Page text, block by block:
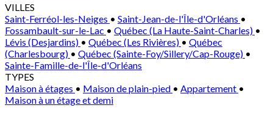
VILLES
Saint-Ferréol-les-Neiges • Saint-Jean-de-l'Île-d'Orléans •
Fossambault-sur-le-Lac • Québec (La Haute-Saint-Charles) •
Lévis (Desjardins) • Québec (Les Rivières) • Québec
(Charlesbourg) • Québec (Sainte-Foy/Sillery/Cap-Rouge) •
Sainte-Famille-de-l'Île-d'Orléans
TYPES
Maison à étages • Maison de plain-pied • Appartement •
Maison à un étage et demi